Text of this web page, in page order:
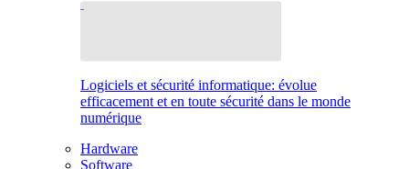
Logiciels et sécurité informatique: évolue
efficacement et en toute sécurité dans le monde
numérique
Hardware
Software